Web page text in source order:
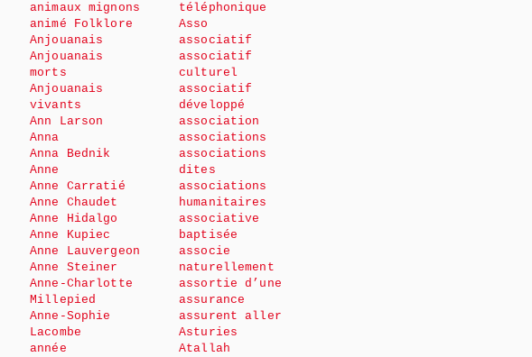
animaux mignons
animé Folklore
Anjouanais
Anjouanais
morts
Anjouanais
vivants
Ann Larson
Anna
Anna Bednik
Anne
Anne Carratié
Anne Chaudet
Anne Hidalgo
Anne Kupiec
Anne Lauvergeon
Anne Steiner
Anne-Charlotte
Millepied
Anne-Sophie
Lacombe
année
téléphonique
Asso
associatif
associatif
culturel
associatif
développé
association
associations
associations
dites
associations
humanitaires
associative
baptisée
associe
naturellement
assortie d’une
assurance
assurent aller
Asturies
Atallah